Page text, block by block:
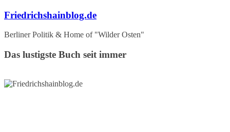
Zum
springen
Friedrichshainblog.de
Berliner Politik & Home of "Wilder Osten"
Das lustigste Buch seit immer